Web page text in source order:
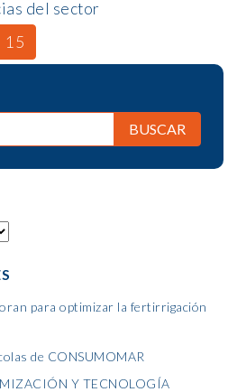
del sector
15
para optimizar la fertirrigación
de CONSUMOMAR
Y TECNOLOGÍA